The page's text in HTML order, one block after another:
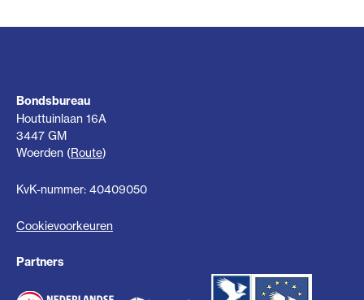
Bondsbureau
Houttuinlaan 16A
3447 GM
Woerden (Route)
KvK-nummer: 40409050
Cookievoorkeuren
Partners